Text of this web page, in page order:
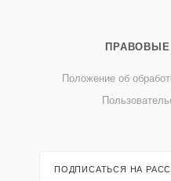
Положение об
ПОДПИСАТЬСЯ НА